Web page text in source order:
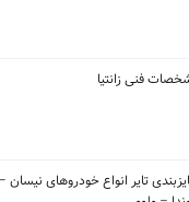
انواع خودروهای نیسان – هیوندای –